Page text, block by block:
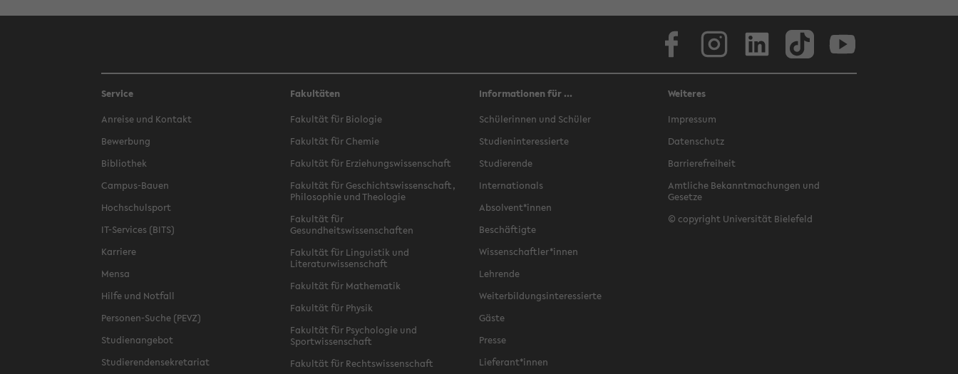
Service
Anreise und Kontakt
Bewerbung
Bibliothek
Campus-Bauen
Hochschulsport
IT-Services (BITS)
Karriere
Mensa
Hilfe und Notfall
Personen-Suche (PEVZ)
Studienangebot
Studierendensekretariat
Fakultäten
Fakultät für Biologie
Fakultät für Chemie
Fakultät für Erziehungswissenschaft
Fakultät für Geschichtswissenschaft,
Philosophie und Theologie
Fakultät für
Gesundheitswissenschaften
Fakultät für Linguistik und
Literaturwissenschaft
Fakultät für Mathematik
Fakultät für Physik
Fakultät für Psychologie und
Sportwissenschaft
Fakultät für Rechtswissenschaft
Informationen für ...
Schülerinnen und Schüler
Studieninteressierte
Studierende
Internationals
Absolvent*innen
Beschäftigte
Wissenschaftler*innen
Lehrende
Weiterbildungsinteressierte
Gäste
Presse
Lieferant*innen
Weiteres
Impressum
Datenschutz
Barrierefreiheit
Amtliche Bekanntmachungen und
Gesetze
© copyright Universität Bielefeld